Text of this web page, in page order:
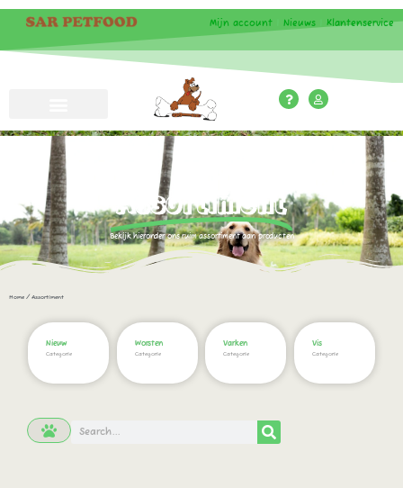
Mijn account Nieuws Klantenservice
Assortiment
Bekijk hieronder ons ruim assortiment aan producten
Home / Assortiment
Nieuw
Categorie
Worsten
Categorie
Varken
Categorie
Vis
Categorie